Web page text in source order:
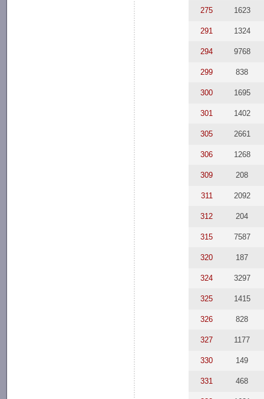
275 1623
291 1324
294 9768
299 838
300 1695
301 1402
305 2661
306 1268
309 208
311 2092
312 204
315 7587
320 187
324 3297
325 1415
326 828
327 1177
330 149
331 468